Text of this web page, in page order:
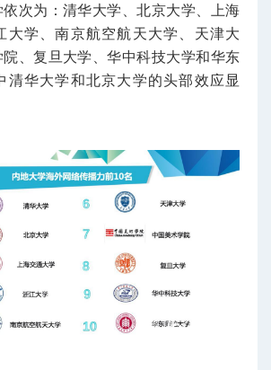
次为：清华大学、北京大学、上海
大学、南京航空航天大学、天津大
、复旦大学、华中科技大学和华东
清华大学和北京大学的头部效应显